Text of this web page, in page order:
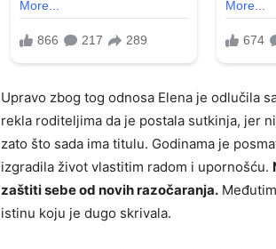
Upravo zbog tog odnosa Elena je odlučila
rekla roditeljima da je postala sutkinja, jer
zato što sada ima titulu. Godinama je
izgradila život vlastitim radom i upornošću.
zaštiti sebe od novih razočaranja.
istinu koju je dugo skrivala.